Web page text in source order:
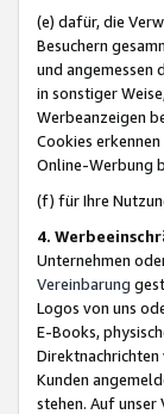
(e) dafür, die
Besuchern
und angemessen
in sonstiger
Werbeanzeigen
Cookies
Online-Werbung
(f) für Ihre
4.
Unternehmen
Vereinbarung
Logos von uns
E-Books,
Kunden
stehen. Auf